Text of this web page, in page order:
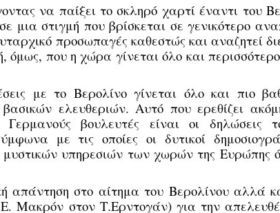
να παίξει το σκληρό χαρτί έναντι του
μια στιγμή που βρίσκεται σε γενικότερο
προσωπαγές καθεστώς και αναζητεί
όμως, που η χώρα γίνεται όλο και
με το Βερολίνο γίνεται όλο και πιο
ελευθεριών. Αυτό που ερεθίζει
βουλευτές είναι οι δηλώσεις
με τις οποίες οι δυτικοί
υπηρεσιών των χωρών της Ευρώπης
απάντηση στο αίτημα του Βερολίνου αλλά
Μακρόν στον Τ.Ερντογάν) για την